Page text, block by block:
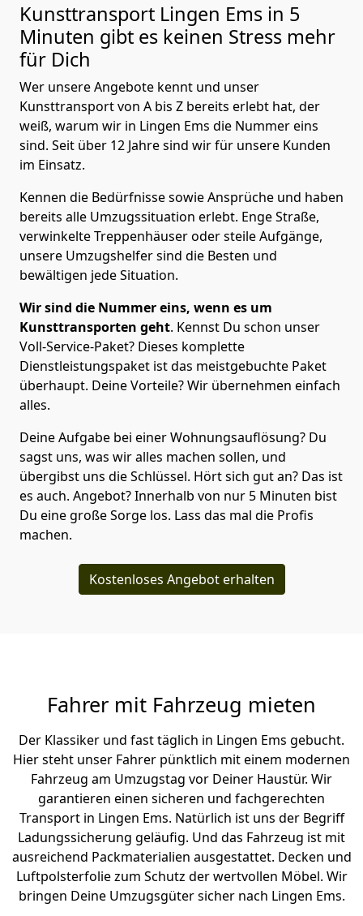
Kunsttransport Lingen Ems in 5
Minuten gibt es keinen Stress mehr
für Dich
Wer unsere Angebote kennt und unser
Kunsttransport von A bis Z bereits erlebt hat, der
weiß, warum wir in Lingen Ems die Nummer eins
sind. Seit über 12 Jahre sind wir für unsere Kunden
im Einsatz.
Kennen die Bedürfnisse sowie Ansprüche und haben
bereits alle Umzugssituation erlebt. Enge Straße,
verwinkelte Treppenhäuser oder steile Aufgänge,
unsere Umzugshelfer sind die Besten und
bewältigen jede Situation.
Wir sind die Nummer eins, wenn es um
Kunsttransporten geht. Kennst Du schon unser
Voll-Service-Paket? Dieses komplette
Dienstleistungspaket ist das meistgebuchte Paket
überhaupt. Deine Vorteile? Wir übernehmen einfach
alles.
Deine Aufgabe bei einer Wohnungsauflösung? Du
sagst uns, was wir alles machen sollen, und
übergibst uns die Schlüssel. Hört sich gut an? Das ist
es auch. Angebot? Innerhalb von nur 5 Minuten bist
Du eine große Sorge los. Lass das mal die Profis
machen.
Kostenloses Angebot erhalten
Fahrer mit Fahrzeug mieten
Der Klassiker und fast täglich in Lingen Ems gebucht.
Hier steht unser Fahrer pünktlich mit einem modernen
Fahrzeug am Umzugstag vor Deiner Haustür. Wir
garantieren einen sicheren und fachgerechten
Transport in Lingen Ems. Natürlich ist uns der Begriff
Ladungssicherung geläufig. Und das Fahrzeug ist mit
ausreichend Packmaterialien ausgestattet. Decken und
Luftpolsterfolie zum Schutz der wertvollen Möbel. Wir
bringen Deine Umzugsgüter sicher nach Lingen Ems.